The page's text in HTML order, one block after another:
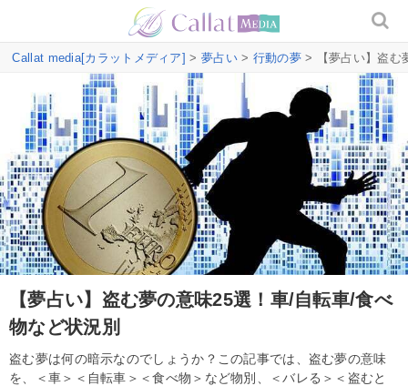
Callat media[カラットメディア] > 夢占い> 行動の夢> 【夢占い】盗む
【夢占い】盗む夢の意味25選！車/自転車/食べ
物など状況別
盗む夢は何の暗示なのでしょうか？この記事では、盗む夢の意味
を、＜車＞＜自転車＞＜食べ物＞など物別、＜バレる＞＜盗むと